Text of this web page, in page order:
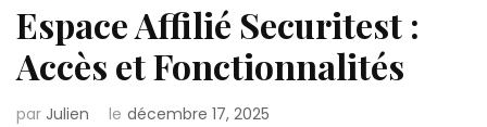
Espace Affilié Securitest :
Accès et Fonctionnalités
par Julien le décembre 17, 2025